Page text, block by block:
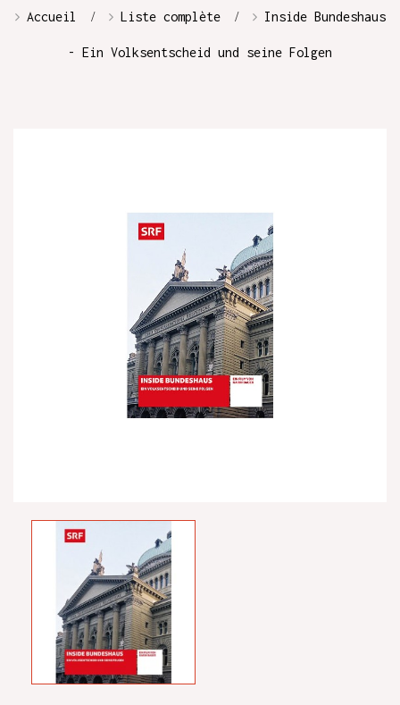
Accueil Liste complète Inside Bundeshaus
- Ein Volksentscheid und seine Folgen